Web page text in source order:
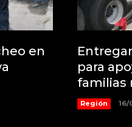
en
para
familias
Región 16/